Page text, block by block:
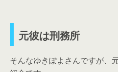
元彼は刑務所
そんなゆきぽよさんですが、